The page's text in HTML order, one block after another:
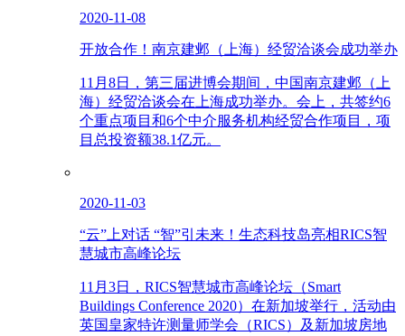
2020-11-08
开放合作！南京建邺（上海）经贸洽谈会成功举办
11月8日，第三届进博会期间，中国南京建邺（上
海）经贸洽谈会在上海成功举办。会上，共签约6
个重点项目和6个中介服务机构经贸合作项目，项
目总投资额38.1亿元。
2020-11-03
“云”上对话 “智”引未来！生态科技岛亮相RICS智
慧城市高峰论坛
11月3日，RICS智慧城市高峰论坛（Smart
Buildings Conference 2020）在新加坡举行，活动由
英国皇家特许测量师学会（RICS）及新加坡房地